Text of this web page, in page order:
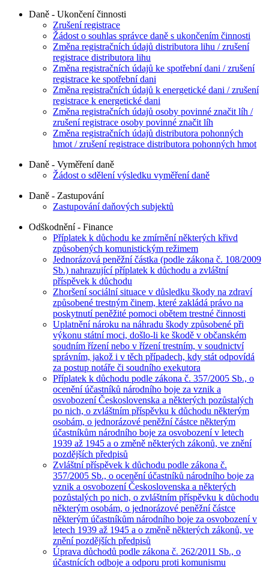
Daně - Ukončení činnosti
Zrušení registrace
Žádost o souhlas správce daně s ukončením činnosti
Změna registračních údajů distributora lihu / zrušení
registrace distributora lihu
Změna registračních údajů ke spotřební dani / zrušení
registrace ke spotřební dani
Změna registračních údajů k energetické dani / zrušení
registrace k energetické dani
Změna registračních údajů osoby povinné značit líh /
zrušení registrace osoby povinné značit líh
Změna registračních údajů distributora pohonných
hmot / zrušení registrace distributora pohonných hmot
Daně - Vyměření daně
Žádost o sdělení výsledku vyměření daně
Daně - Zastupování
Zastupování daňových subjektů
Odškodnění - Finance
Příplatek k důchodu ke zmírnění některých křivd
způsobených komunistickým režimem
Jednorázová peněžní částka (podle zákona č. 108/2009
Sb.) nahrazující příplatek k důchodu a zvláštní
příspěvek k důchodu
Zhoršení sociální situace v důsledku škody na zdraví
způsobené trestným činem, které zakládá právo na
poskytnutí peněžité pomoci obětem trestné činnosti
Uplatnění nároku na náhradu škody způsobené při
výkonu státní moci, došlo-li ke škodě v občanském
soudním řízení nebo v řízení trestním, v soudnictví
správním, jakož i v těch případech, kdy stát odpovídá
za postup notáře či soudního exekutora
Příplatek k důchodu podle zákona č. 357/2005 Sb., o
ocenění účastníků národního boje za vznik a
osvobození Československa a některých pozůstalých
po nich, o zvláštním příspěvku k důchodu některým
osobám, o jednorázové peněžní částce některým
účastníkům národního boje za osvobození v letech
1939 až 1945 a o změně některých zákonů, ve znění
pozdějších předpisů
Zvláštní příspěvek k důchodu podle zákona č.
357/2005 Sb., o ocenění účastníků národního boje za
vznik a osvobození Československa a některých
pozůstalých po nich, o zvláštním příspěvku k důchodu
některým osobám, o jednorázové peněžní částce
některým účastníkům národního boje za osvobození v
letech 1939 až 1945 a o změně některých zákonů, ve
znění pozdějších předpisů
Úprava důchodů podle zákona č. 262/2011 Sb., o
účastnících odboje a odporu proti komunismu